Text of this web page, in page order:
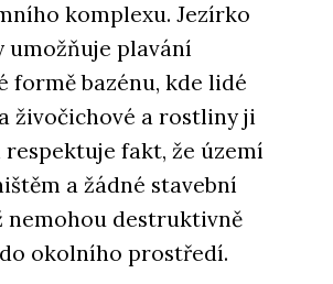
komplexu. Jezírko
umožňuje plavání
formě bazénu, kde lidé
živočichové a rostliny ji
fakt, že území
a žádné stavební
nemohou destruktivně
okolního prostředí.